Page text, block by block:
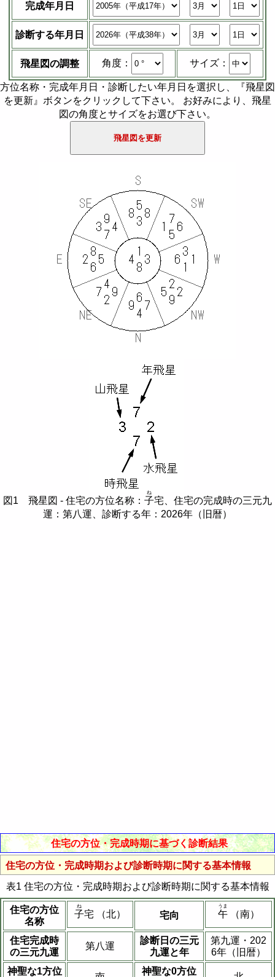
完成年月日
診断する年月日
飛星図の調整 角度： サイズ：
方位名称・完成年月日・診断したい年月日を選択し、『飛星図
を更新』ボタンをクリックして下さい。 お好みにより、飛星
図の角度とサイズをお選び下さい。
図1 飛星図 - 住宅の方位名称： 子
ね
宅、住宅の完成時の三元九
運：第八運、診断する年：2026年（旧暦）
住宅の方位・完成時期に基づく診断結果
住宅の方位・完成時期および診断時期に関する基本情報
表1 住宅の方位・完成時期および診断時期に関する基本情報
住宅の方位
名称
子
ね
宅 （北） 宅向 午
うま
（南）
住宅完成時
の三元九運
第八運
診断日の三元
九運と年
第九運・202
6年（旧暦）
神聖な1方位
神聖な0方位